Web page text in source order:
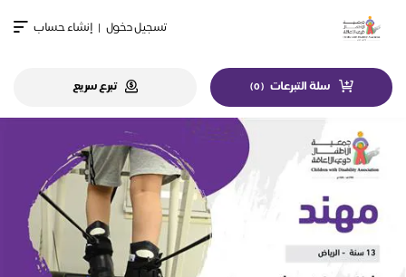
تسجيل دخول | إنشاء حساب
سلة التبرعات (
0
) تبرع سريع